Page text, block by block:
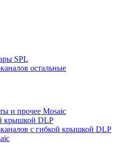
SPL
остальные
и прочее Mosaic
крышкой DLP
с гибкой крышкой DLP